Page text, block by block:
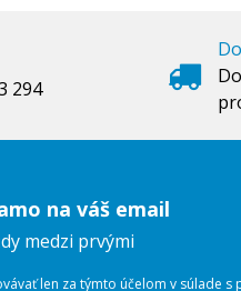
294
na váš email
medzi prvými
len za týmto účelom v súlade s